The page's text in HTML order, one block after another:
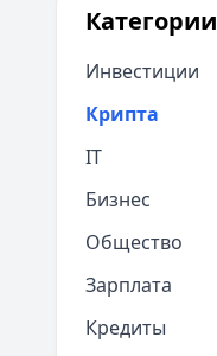
Категории
Инвестиции
Крипта
IT
Бизнес
Общество
Зарплата
Кредиты